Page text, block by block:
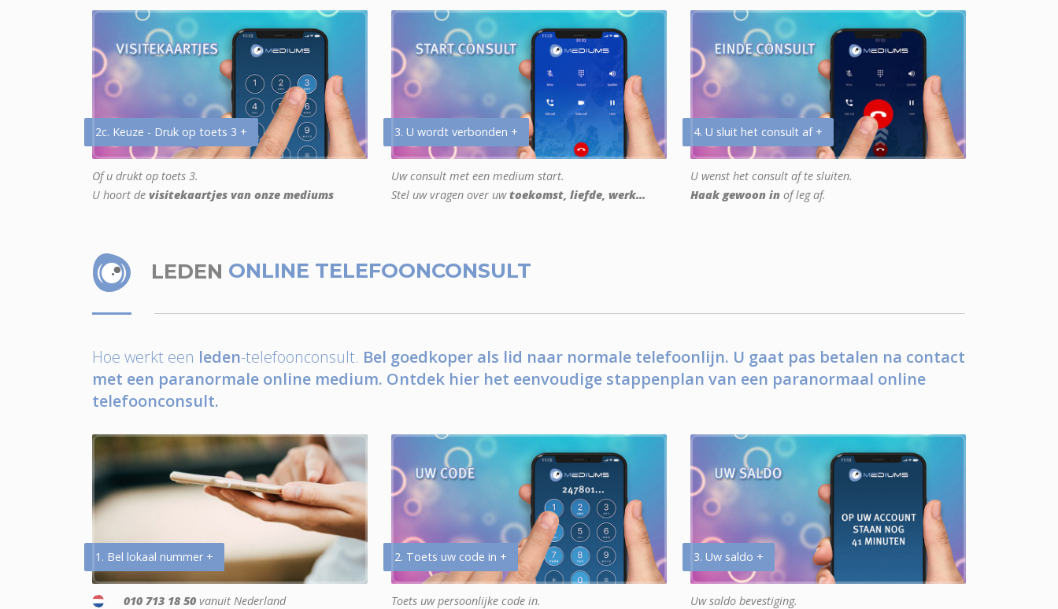
2c. Keuze - Druk op toets 3 +
Of u drukt op toets 3.
U hoort de visitekaartjes van onze mediums
3. U wordt verbonden +
Uw consult met een medium start.
Stel uw vragen over uwtoekomst, liefde, werk...
4. U sluit het consult af +
U wenst het consult af te sluiten.
Haak gewoon in of leg af.
LEDEN ONLINE TELEFOONCONSULT
Hoe werkt een leden-telefoonconsult. Bel goedkoper als lid naar normale telefoonlijn. U gaat pas betalen na contact
met een paranormale online medium. Ontdek hier het eenvoudige stappenplan van een paranormaal online
telefoonconsult.
1. Bel lokaal nummer +
010 713 18 50 vanuit Nederland
2. Toets uw code in +
Toets uw persoonlijke code in.
3. Uw saldo +
Uw saldo bevestiging.